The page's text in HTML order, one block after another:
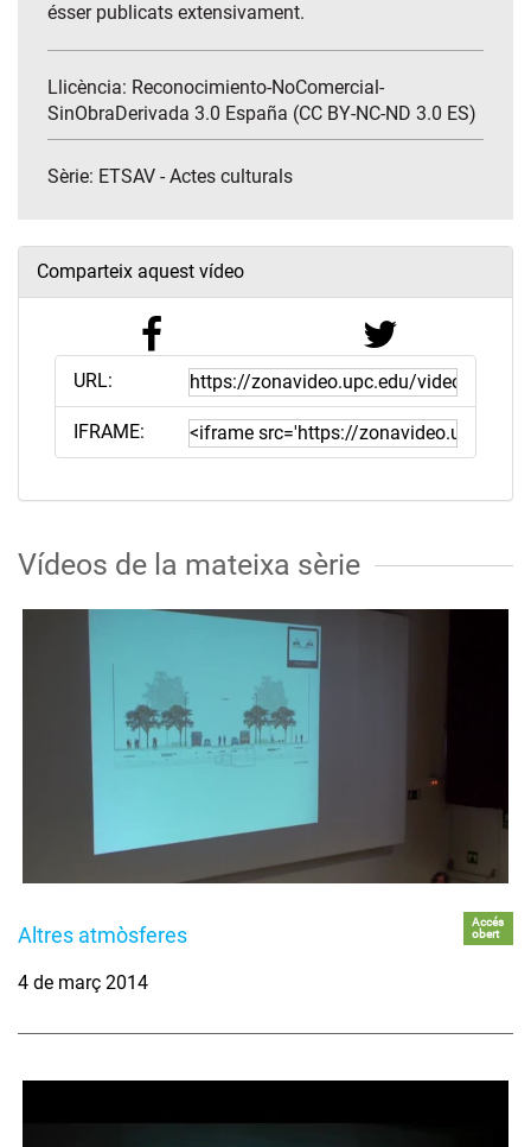
ésser publicats extensivament.
Llicència: Reconocimiento-NoComercial-
SinObraDerivada 3.0 España (CC BY-NC-ND 3.0 ES)
Sèrie: ETSAV - Actes culturals
Comparteix aquest vídeo
URL:
IFRAME:
Vídeos de la mateixa sèrie
Altres atmòsferes
Accés
obert
4 de març 2014